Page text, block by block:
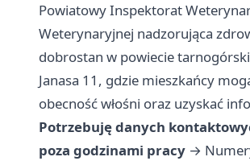
Powiatowy Inspektorat
Weterynaryjnej nadzorująca
dobrostan w powiecie
Janasa 11, gdzie mieszkańcy
obecność włośni oraz uzyskać
Potrzebuję danych
poza godzinami pracy →